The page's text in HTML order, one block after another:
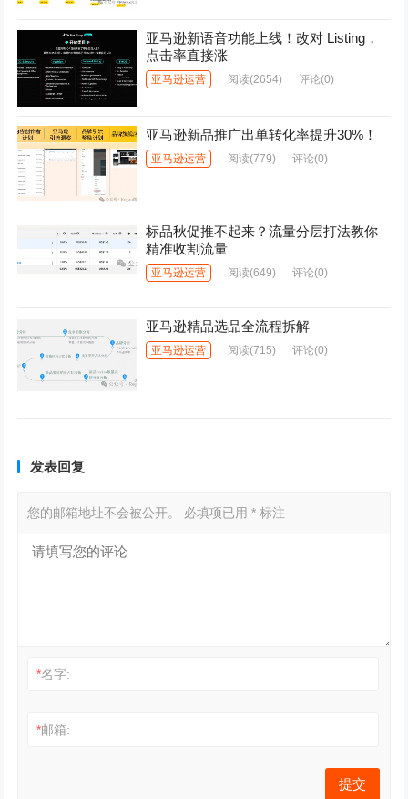
亚马逊新语音功能上线！改对 Listing，
点击率直接涨
亚马逊运营 阅读(2654) 评论(0)
亚马逊新品推广出单转化率提升30%！
亚马逊运营 阅读(779) 评论(0)
标品秋促推不起来？流量分层打法教你
精准收割流量
亚马逊运营 阅读(649) 评论(0)
亚马逊精品选品全流程拆解
亚马逊运营 阅读(715) 评论(0)
发表回复
您的邮箱地址不会被公开。 必填项已用* 标注
*名字:
*邮箱: